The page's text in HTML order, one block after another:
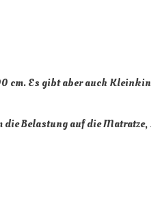
cm. Es gibt aber auch
Belastung auf die